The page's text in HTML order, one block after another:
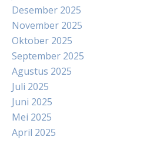
Desember 2025
November 2025
Oktober 2025
September 2025
Agustus 2025
Juli 2025
Juni 2025
Mei 2025
April 2025